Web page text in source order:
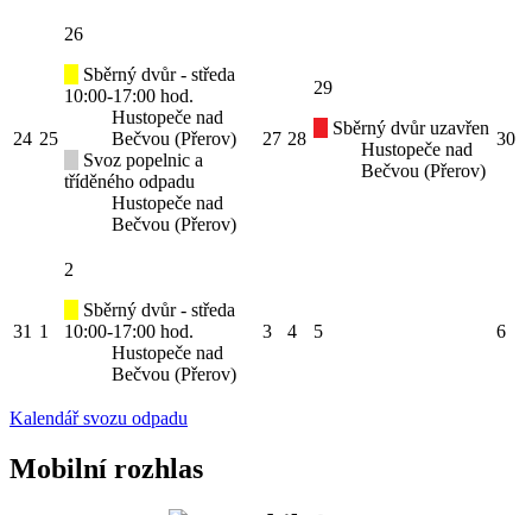
24 25
26
Sběrný dvůr - středa
10:00-17:00 hod.
Hustopeče nad
Bečvou (Přerov)
Svoz popelnic a
tříděného odpadu
Hustopeče nad
Bečvou (Přerov)
27 28
29
Sběrný dvůr uzavřen
Hustopeče nad
Bečvou (Přerov)
30
31 1
2
Sběrný dvůr - středa
10:00-17:00 hod.
Hustopeče nad
Bečvou (Přerov)
3 4 5 6
Kalendář svozu odpadu
Mobilní rozhlas